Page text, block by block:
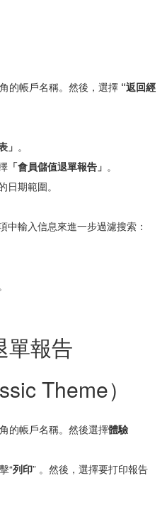
的帳戶名稱。然後，選擇 “返回經
」 。
「會員儲值退單報告」 。
期範圍。
中輸入信息來進一步過濾搜索：
單報告
Theme）
的帳戶名稱。然後選擇體驗
“列印” 。然後，選擇要打印報告